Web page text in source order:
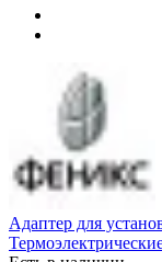
Адаптер для